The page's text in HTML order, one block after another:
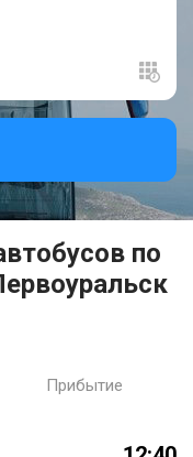
по
Прибытие